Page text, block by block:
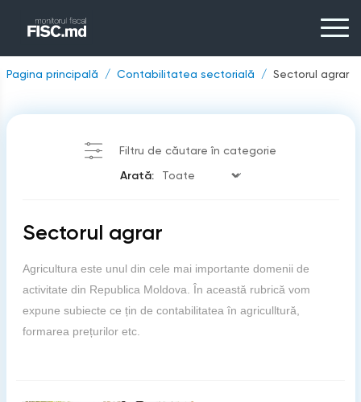
Pagina principală Contabilitatea sectorială Sectorul agrar
Filtru de căutare în categorie
Arată:
Sectorul agrar
Agricultura este unul din cele mai importante domenii de
activitate din Republica Moldova. În această rubrică vom
expune subiecte ce țin de contabilitatea în agriculltură,
formarea prețurilor etc.